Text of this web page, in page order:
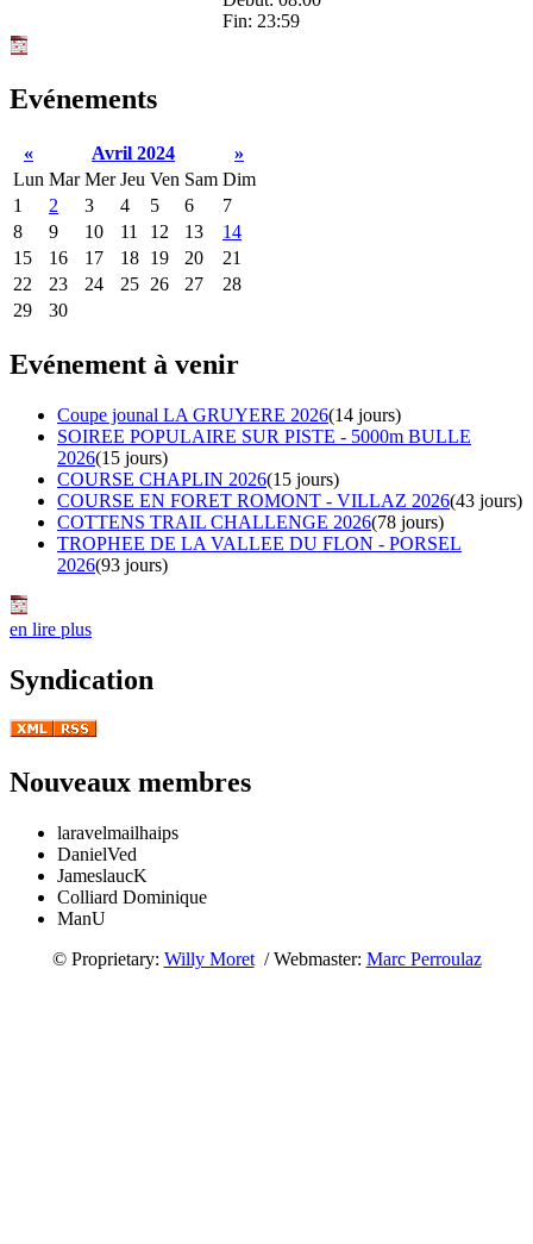
Fin: 23:59
Evénements
« Avril 2024
»
Lun Mar Mer Jeu Ven Sam Dim
1
2 3 4 5 6
7
8
9 10 11 12 13
14
15
16 17 18 19 20
21
22
23 24 25 26 27
28
29
30
Evénement à venir
Coupe jounal LA GRUYERE 2026(14 jours)
SOIREE POPULAIRE SUR PISTE - 5000m BULLE
2026(15 jours)
COURSE CHAPLIN 2026(15 jours)
COURSE EN FORET ROMONT - VILLAZ 2026(43 jours)
COTTENS TRAIL CHALLENGE 2026(78 jours)
TROPHEE DE LA VALLEE DU FLON - PORSEL
2026(93 jours)
en lire plus
Syndication
Nouveaux membres
laravelmailhaips
DanielVed
JameslaucK
Colliard Dominique
ManU
© Proprietary: Willy Moret/ Webmaster: Marc Perroulaz